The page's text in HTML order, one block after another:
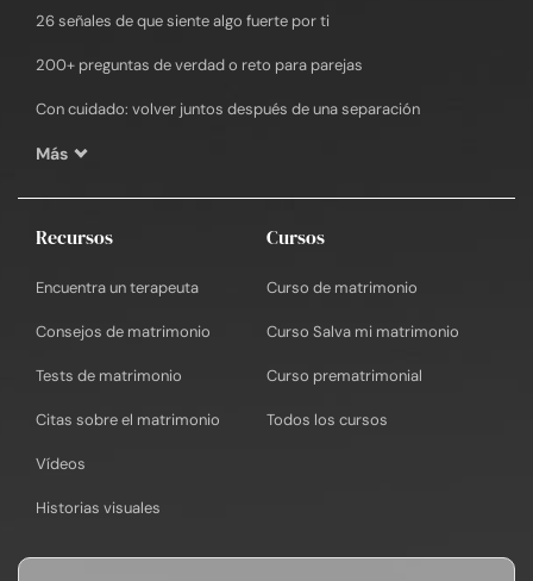
26 señales de que siente algo fuerte por ti
200+ preguntas de verdad o reto para parejas
Con cuidado: volver juntos después de una separación
Más
Recursos
Encuentra un terapeuta
Consejos de matrimonio
Tests de matrimonio
Citas sobre el matrimonio
Vídeos
Historias visuales
Cursos
Curso de matrimonio
Curso Salva mi matrimonio
Curso prematrimonial
Todos los cursos